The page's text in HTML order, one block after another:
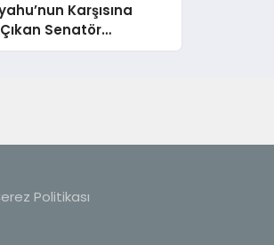
Karşısına
Senatör
Dikkat Çekti
Politikası